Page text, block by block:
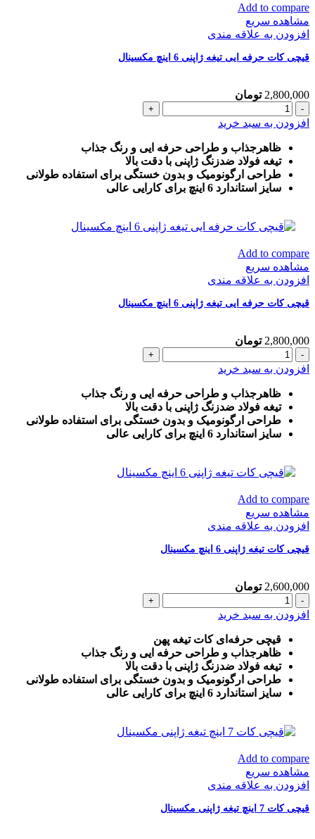
Add to compare
مشاهده سریع
افزودن به علاقه مندی
قیچی کات حرفه ایی تیغه ژاپنی 6 اینچ مکسینال
2,800,000 تومان
قیچی
کات
ایی
تیغه
ژاپنی
6
عدد
افزودن به سبد خرید
ظاهرجذاب و طراحی حرفه ایی و رنگ جذاب
تیغه فولاد ضدزنگ ژاپنی با دقت بالا
طراحی ارگونومیک و بدون خستگی برای استفاده طولانی
سایز استاندارد 6 اینچ برای کارایی عالی
Add to compare
مشاهده سریع
افزودن به علاقه مندی
قیچی کات حرفه ایی تیغه ژاپنی 6 اینچ مکسینال
2,800,000 تومان
قیچی
کات
ایی
تیغه
ژاپنی
6
عدد
افزودن به سبد خرید
ظاهرجذاب و طراحی حرفه ایی و رنگ جذاب
تیغه فولاد ضدزنگ ژاپنی با دقت بالا
طراحی ارگونومیک و بدون خستگی برای استفاده طولانی
سایز استاندارد 6 اینچ برای کارایی عالی
Add to compare
مشاهده سریع
افزودن به علاقه مندی
قیچی کات تیغه ژاپنی 6 اینچ مکسینال
2,600,000 تومان
قیچی
کات
ژاپنی
6
اینچ
مکسینال
عدد
افزودن به سبد خرید
قیچی حرفه‌ای کات تیغه پهن
ظاهرجذاب و طراحی حرفه ایی و رنگ جذاب
تیغه فولاد ضدزنگ ژاپنی با دقت بالا
طراحی ارگونومیک و بدون خستگی برای استفاده طولانی
سایز استاندارد 6 اینچ برای کارایی عالی
Add to compare
مشاهده سریع
افزودن به علاقه مندی
قیچی کات 7 اینچ تیغه ژاپنی مکسینال